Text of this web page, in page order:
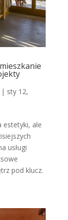
| sty 12,
estetyki, ale
usługi
pod klucz.